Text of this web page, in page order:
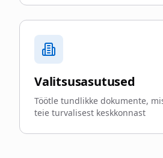
Valitsusasutused
Töötle tundlikke dokumente,
teie turvalisest keskkonnast